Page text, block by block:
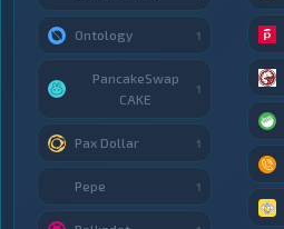
Ontology 1
PancakeSwap
CAKE
1
Pax Dollar 1
Pepe 1